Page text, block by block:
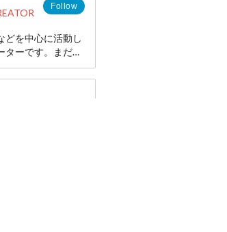
Follow
どを中心に活動し
ターです。まだま
い致します。